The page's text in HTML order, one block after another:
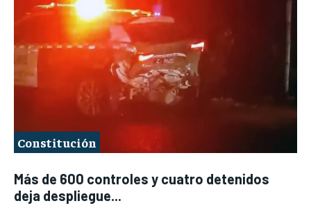
Constitución
Más de 600 controles y cuatro detenidos
deja despliegue...